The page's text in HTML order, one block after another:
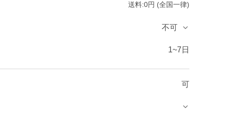
送料:0円 (全国一律)
不可
1~7日
可